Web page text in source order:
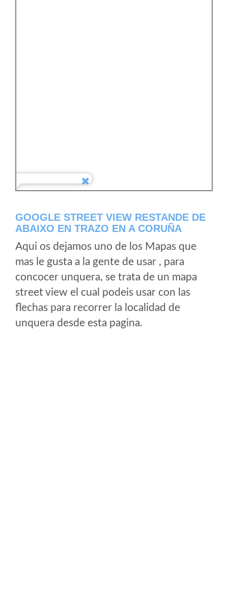
GOOGLE STREET VIEW RESTANDE DE
ABAIXO EN TRAZO EN A CORUÑA
Aqui os dejamos uno de los Mapas que
mas le gusta a la gente de usar , para
concocer unquera, se trata de un mapa
street view el cual podeis usar con las
flechas para recorrer la localidad de
unquera desde esta pagina.